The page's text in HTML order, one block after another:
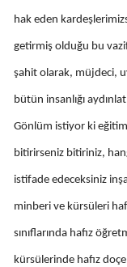
hak eden
getirmiş olduğu bu
şahit olarak, müjdeci,
bütün insanlığı
Gönlüm istiyor ki
bitirirseniz bitiriniz,
istifade edeceksiniz
minberi ve kürsüleri
sınıflarında hafız
kürsülerinde hafız